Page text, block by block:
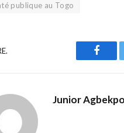
publique au Togo
Junior